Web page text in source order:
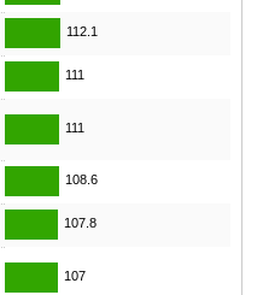
112.1
111
111
108.6
107.8
107